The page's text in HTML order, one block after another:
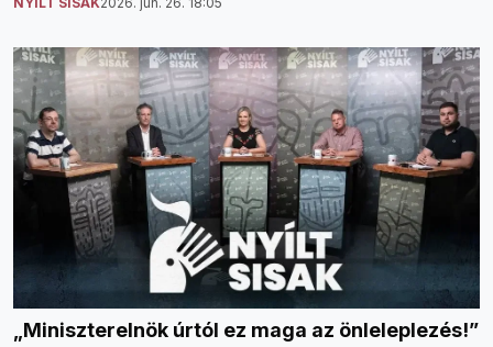
„Miniszterelnök úrtól ez maga az önleleplezés!”